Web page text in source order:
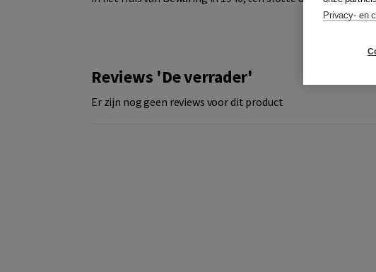
Reviews 'De verrader'
Er zijn nog geen reviews voor dit product
Privacy- en